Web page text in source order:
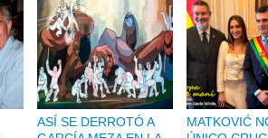
ASÍ SE DERROTÓ A
MATKOVIĆ